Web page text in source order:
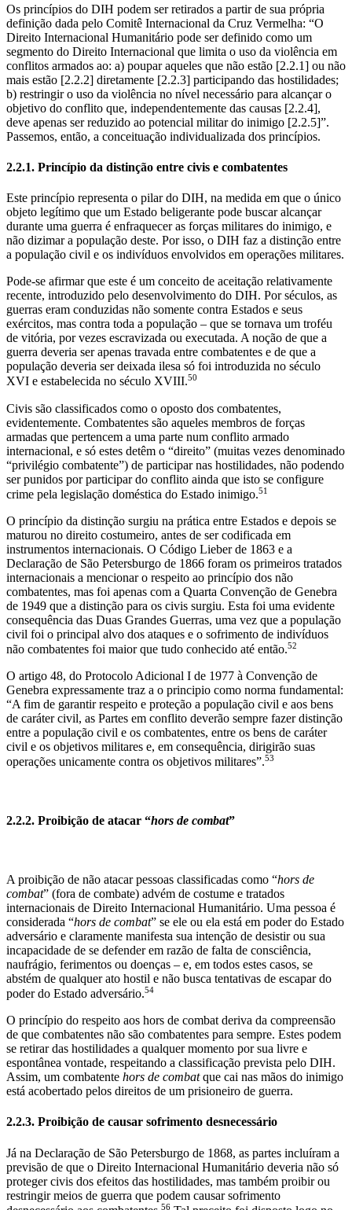
Os princípios do DIH podem ser retirados a partir de sua própria
definição dada pelo Comitê Internacional da Cruz Vermelha: “O
Direito Internacional Humanitário pode ser definido como um
segmento do Direito Internacional que limita o uso da violência em
conflitos armados ao: a) poupar aqueles que não estão [2.2.1] ou não
mais estão [2.2.2] diretamente [2.2.3] participando das hostilidades;
b) restringir o uso da violência no nível necessário para alcançar o
objetivo do conflito que, independentemente das causas [2.2.4],
deve apenas ser reduzido ao potencial militar do inimigo [2.2.5]”.
Passemos, então, a conceituação individualizada dos princípios.
2.2.1. Princípio da distinção entre civis e combatentes
Este princípio representa o pilar do DIH, na medida em que o único
objeto legítimo que um Estado beligerante pode buscar alcançar
durante uma guerra é enfraquecer as forças militares do inimigo, e
não dizimar a população deste. Por isso, o DIH faz a distinção entre
a população civil e os indivíduos envolvidos em operações militares.
Pode-se afirmar que este é um conceito de aceitação relativamente
recente, introduzido pelo desenvolvimento do DIH. Por séculos, as
guerras eram conduzidas não somente contra Estados e seus
exércitos, mas contra toda a população – que se tornava um troféu
de vitória, por vezes escravizada ou executada. A noção de que a
guerra deveria ser apenas travada entre combatentes e de que a
população deveria ser deixada ilesa só foi introduzida no século
XVI e estabelecida no século XVIII.50
Civis são classificados como o oposto dos combatentes,
evidentemente. Combatentes são aqueles membros de forças
armadas que pertencem a uma parte num conflito armado
internacional, e só estes detêm o “direito” (muitas vezes denominado
“privilégio combatente”) de participar nas hostilidades, não podendo
ser punidos por participar do conflito ainda que isto se configure
crime pela legislação doméstica do Estado inimigo.51
O princípio da distinção surgiu na prática entre Estados e depois se
maturou no direito costumeiro, antes de ser codificada em
instrumentos internacionais. O Código Lieber de 1863 e a
Declaração de São Petersburgo de 1866 foram os primeiros tratados
internacionais a mencionar o respeito ao princípio dos não
combatentes, mas foi apenas com a Quarta Convenção de Genebra
de 1949 que a distinção para os civis surgiu. Esta foi uma evidente
consequência das Duas Grandes Guerras, uma vez que a população
civil foi o principal alvo dos ataques e o sofrimento de indivíduos
não combatentes foi maior que tudo conhecido até então.52
O artigo 48, do Protocolo Adicional I de 1977 à Convenção de
Genebra expressamente traz a o principio como norma fundamental:
“A fim de garantir respeito e proteção a população civil e aos bens
de caráter civil, as Partes em conflito deverão sempre fazer distinção
entre a população civil e os combatentes, entre os bens de caráter
civil e os objetivos militares e, em consequência, dirigirão suas
operações unicamente contra os objetivos militares”.53
2.2.2. Proibição de atacar “hors de combat”
A proibição de não atacar pessoas classificadas como “hors de
combat” (fora de combate) advém de costume e tratados
internacionais de Direito Internacional Humanitário. Uma pessoa é
considerada “hors de combat” se ele ou ela está em poder do Estado
adversário e claramente manifesta sua intenção de desistir ou sua
incapacidade de se defender em razão de falta de consciência,
naufrágio, ferimentos ou doenças – e, em todos estes casos, se
abstém de qualquer ato hostil e não busca tentativas de escapar do
poder do Estado adversário.54
O princípio do respeito aos hors de combat deriva da compreensão
de que combatentes não são combatentes para sempre. Estes podem
se retirar das hostilidades a qualquer momento por sua livre e
espontânea vontade, respeitando a classificação prevista pelo DIH.
Assim, um combatente hors de combatque cai nas mãos do inimigo
está acobertado pelos direitos de um prisioneiro de guerra.
2.2.3. Proibição de causar sofrimento desnecessário
Já na Declaração de São Petersburgo de 1868, as partes incluíram a
previsão de que o Direito Internacional Humanitário deveria não só
proteger civis dos efeitos das hostilidades, mas também proibir ou
restringir meios de guerra que podem causar sofrimento
56